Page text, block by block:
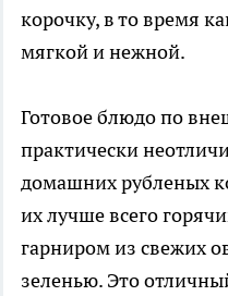
корочку, в то время
мягкой и нежной.
Готовое блюдо по
практически
домашних рубленых
их лучше всего
гарниром из свежих
зеленью. Это